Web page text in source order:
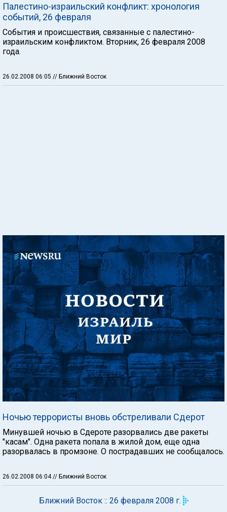
Палестино-израильский конфликт: хронология
событий, 26 февраля
События и происшествия, связанные с палестино-
израильским конфликтом. Вторник, 26 февраля 2008
года.
26.02.2008 06:05 // Ближний Восток
Ночью террористы вновь обстреливали Сдерот
Минувшей ночью в Сдероте разорвались две ракеты
"касам". Одна ракета попала в жилой дом, еще одна
разорвалась в промзоне. О пострадавших не сообщалось.
26.02.2008 06:04// Ближний Восток
Ближний Восток :: 26 февраля 2008 г.